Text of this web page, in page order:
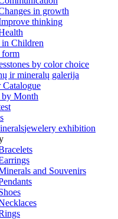
in growth
thinking
in Children
form
stones by color choice
ir mineralų galerija
Month
jewelery exhibition
and Souvenirs